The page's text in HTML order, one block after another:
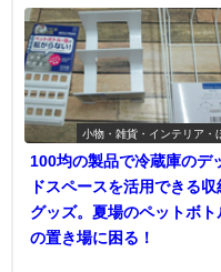
小物・雑貨・インテリア・
100均の製品で冷蔵庫のデ
ドスペースを活用できる収
グッズ。夏場のペットボト
の置き場に困る！